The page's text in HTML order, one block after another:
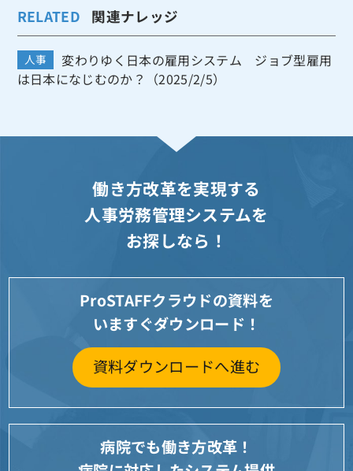
RELATED 関連ナレッジ
人事
変わりゆく日本の雇用システム ジョブ型雇用
は日本になじむのか？（2025/2/5）
働き方改革を実現する
人事労務管理システムを
お探しなら！
ProSTAFFクラウドの資料を
いますぐダウンロード！
資料ダウンロードへ進む
病院でも働き方改革！